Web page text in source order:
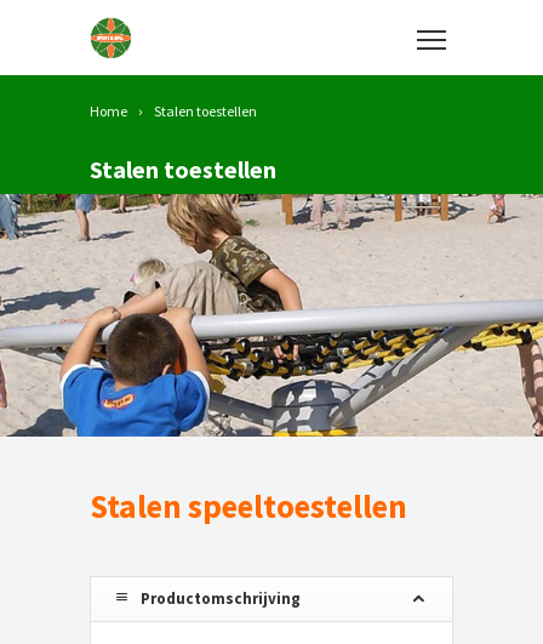
Home Stalen toestellen
Stalen toestellen
Stalen speeltoestellen
Productomschrijving